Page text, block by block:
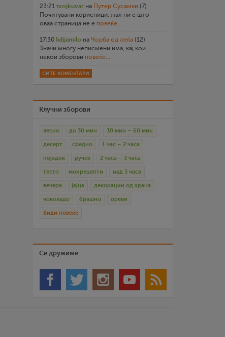
23:21 tvojkuvar на Путер Сусамки (7)
Почитувани корисници, жал ни е што
оваа страница не е повеќе...
17:30 lidijamilo на Чорба од леќа (12)
Значи многу неписмени има, кај кои
некои зборови повеќе...
СИТЕ КОМЕНТАРИ
Клучни зборови
лесно до 30 мин 30 мин – 60 мин
десерт средно 1 час – 2 часа
појадок ручек 2 часа – 3 часа
тесто моирецепти над 3 часа
вечера јајца декорации од храна
чоколадо брашно ореви
Види повеќе
Се дружиме